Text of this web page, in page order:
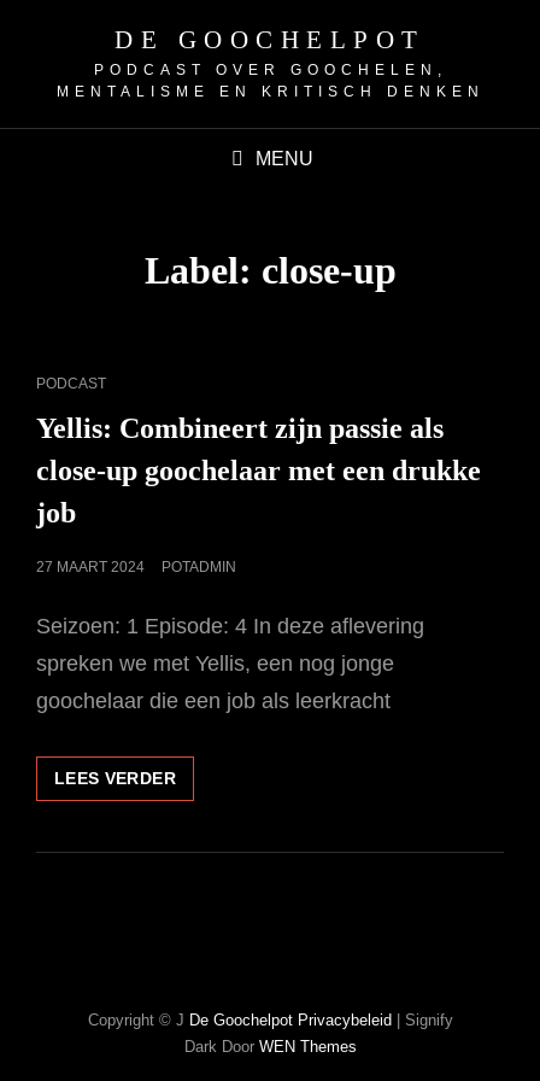
DE GOOCHELPOT
PODCAST OVER GOOCHELEN,
MENTALISME EN KRITISCH DENKEN
MENU
Label: close-up
CAT
LINKS
PODCAST
Yellis: Combineert zijn passie als
close-up goochelaar met een drukke
job
GEPLAATST
27 MAART 2024 POTADMIN
Seizoen: 1 Episode: 4 In deze aflevering
spreken we met Yellis, een nog jonge
goochelaar die een job als leerkracht
LEES VERDERYELLIS:
COMBINEERT
PASSIE
DRUKKE
JOB
Copyright © J De Goochelpot Privacybeleid
Signify
Dark Door WEN Themes